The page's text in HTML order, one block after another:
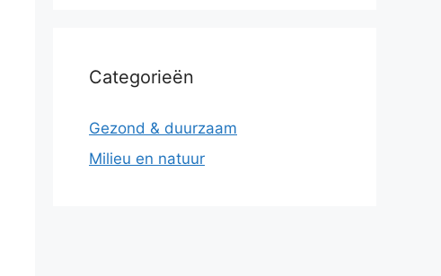
Categorieën
Gezond & duurzaam
Milieu en natuur